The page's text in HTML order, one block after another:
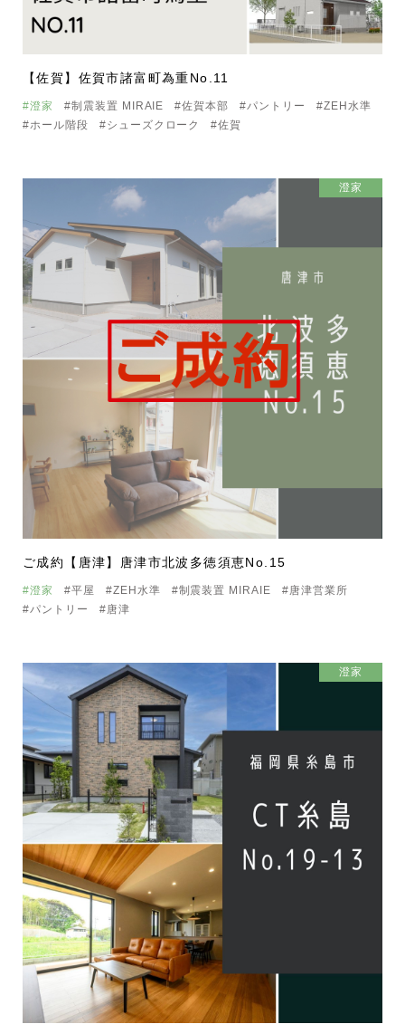
【佐賀】佐賀市諸富町為重No.11
#澄家 #制震装置 MIRAIE #佐賀本部 #パントリー
#ZEH水準
#ホール階段
#シューズクローク #佐賀
澄家
ご成約【唐津】唐津市北波多徳須恵No.15
#澄家 #平屋 #ZEH水準 #制震装置 MIRAIE
#唐津営業所
#パントリー
#唐津
澄家